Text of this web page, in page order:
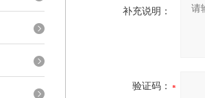
补充说明：
验证码：